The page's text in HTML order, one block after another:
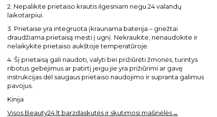
2. Nepalikite prietaiso krautis ilgesniam negu 24 valandų
laikotarpiui.
3. Prietaise yra integruota įkraunama baterija – griežtai
draudžiama prietaisą mesti į ugnį. Nekraukite, nenaudokite ir
nelaikykite prietaiso aukštoje temperatūroje.
4. Šį prietaisą gali naudoti, valyti bei prižiūrėti žmonės, turintys
ribotus gebėjimus ar patirtį jeigu jie yra prižiūrimi ar gavę
instrukcijas dėl saugaus prietaiso naudojimo ir supranta galimus
pavojus.
Kinija
Visos Beauty24.lt barzdaskutės ir skutimosi mašinėlės→